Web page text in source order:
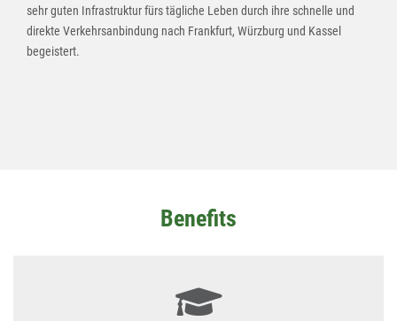
sehr guten Infrastruktur fürs tägliche Leben durch ihre schnelle und
direkte Verkehrsanbindung nach Frankfurt, Würzburg und Kassel
begeistert.
Benefits